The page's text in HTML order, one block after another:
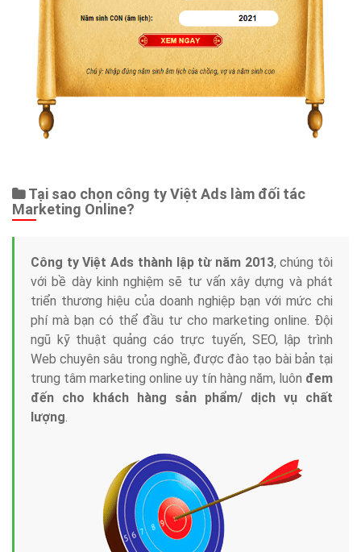
Tại sao chọn công ty Việt Ads làm đối tác
Marketing Online?
Công ty Việt Ads thành lập từ năm 2013, chúng tôi
với bề dày kinh nghiệm sẽ tư vấn xây dựng và phát
triển thương hiệu của doanh nghiệp bạn với mức chi
phí mà bạn có thể đầu tư cho marketing online. Đội
ngũ kỹ thuật quảng cáo trực tuyến, SEO, lập trình
Web chuyên sâu trong nghề, được đào tạo bài bản tại
trung tâm marketing online uy tín hàng năm, luôn đem
đến cho khách hàng sản phẩm/ dịch vụ chất
lượng.